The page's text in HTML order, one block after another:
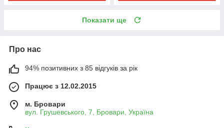
Показати ще
Про нас
94% позитивних з 85 відгуків за рік
Працює з 12.02.2015
м. Бровари
вул. Грушевського, 7, Бровари, Україна